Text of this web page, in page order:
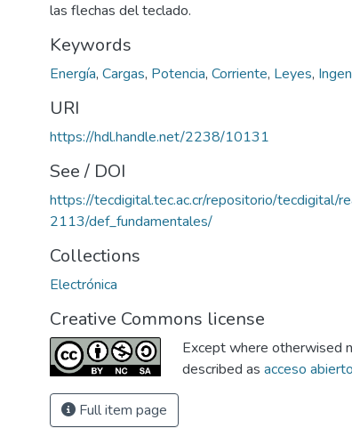
las flechas del teclado.
Keywords
Energía, Cargas, Potencia, Corriente, Leyes,
URI
https://hdl.handle.net/2238/10131
See / DOI
https://tecdigital.tec.ac.cr/repositorio/tecdigital/
2113/def_fundamentales/
Collections
Electrónica
Creative Commons license
Except where otherwised
described as acceso abierto
Full item page